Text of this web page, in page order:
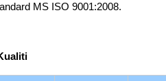
MS ISO 9001:2008.